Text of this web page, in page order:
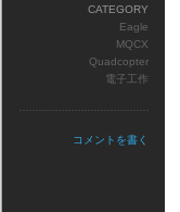
CATEGORY
Eagle
MQCX
Quadcopter
電子工作
コメントを書く